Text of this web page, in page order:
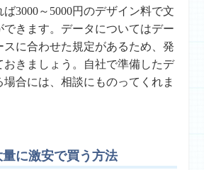
3000～5000円のデザイン料で文
できます。データについてはデー
スに合わせた規定があるため、発
おきましょう。自社で準備したデ
合には、相談にものってくれま
に激安で買う方法